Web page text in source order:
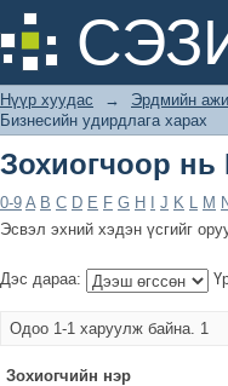
Зохиогчоор
Нүүр хуудас → Эрдмийн
Бизнесийн удирдлага харах
Зохиогчоор нь
0-9 A B C D E F G H J K L M
Эсвэл эхний хэдэн үсгийг
Дэс дараа:
Одоо 1-1 харуулж байна. 1
Зохиогчийн нэр